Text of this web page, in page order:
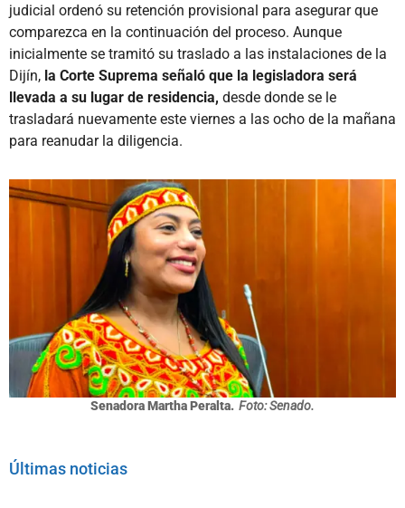
judicial ordenó su retención provisional para asegurar que
comparezca en la continuación del proceso. Aunque
inicialmente se tramitó su traslado a las instalaciones de la
Dijín, la Corte Suprema señaló que la legisladora será
llevada a su lugar de residencia, desde donde se le
trasladará nuevamente este viernes a las ocho de la mañana
para reanudar la diligencia.
Senadora Martha Peralta. Foto: Senado.
Últimas noticias